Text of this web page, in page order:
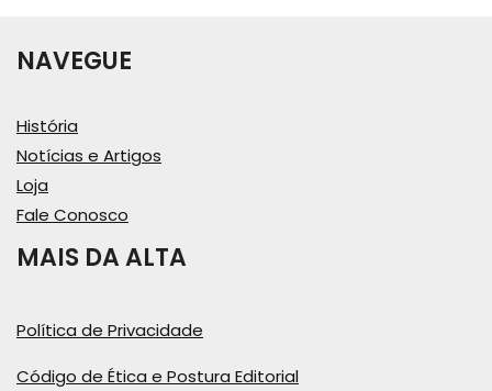
NAVEGUE
História
Notícias e Artigos
Loja
Fale Conosco
MAIS DA ALTA
Política de Privacidade
Código de Ética e Postura Editorial